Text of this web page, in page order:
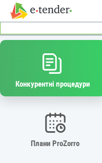
Конкурентні процедури
Плани ProZorro